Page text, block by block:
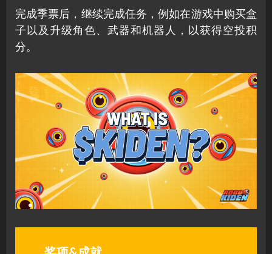
完成季票后，继续完成任务，例如在游戏中购买盒
子以及升级角色、武器和机器人，以获得空投积
分。